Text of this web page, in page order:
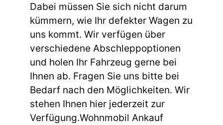
Dabei müssen Sie sich nicht darum
kümmern, wie Ihr defekter Wagen zu
uns kommt. Wir verfügen über
verschiedene Abschleppoptionen
und holen Ihr Fahrzeug gerne bei
Ihnen ab. Fragen Sie uns bitte bei
Bedarf nach den Möglichkeiten. Wir
stehen Ihnen hier jederzeit zur
Verfügung.Wohnmobil Ankauf